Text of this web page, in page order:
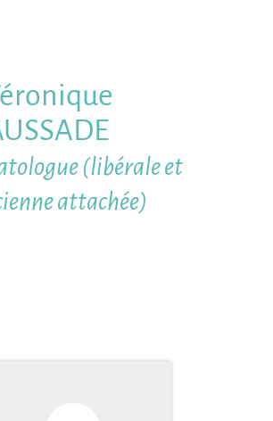
(libérale et
attachée)